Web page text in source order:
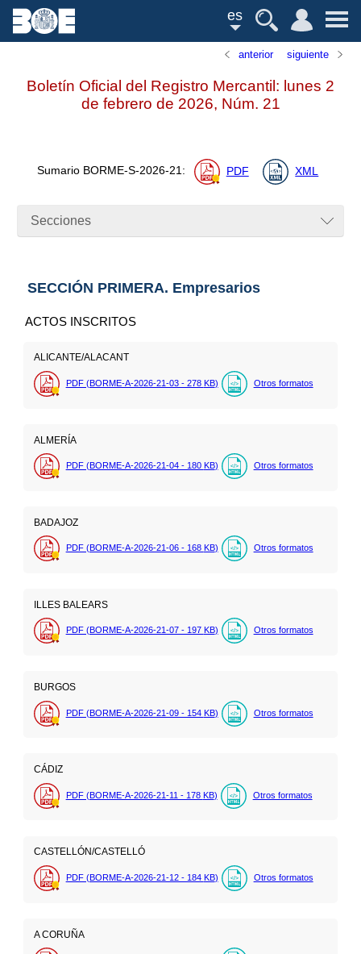
es
anterior siguiente
Boletín Oficial del Registro Mercantil: lunes 2
de febrero de 2026, Núm. 21
Sumario BORME-S-2026-21: PDF XML
Secciones
SECCIÓN PRIMERA. Empresarios
ACTOS INSCRITOS
ALICANTE/ALACANT
PDF (BORME-A-2026-21-03 - 278 KB) Otros formatos
ALMERÍA
PDF (BORME-A-2026-21-04 - 180 KB) Otros formatos
BADAJOZ
PDF (BORME-A-2026-21-06 - 168 KB) Otros formatos
ILLES BALEARS
PDF (BORME-A-2026-21-07 - 197 KB) Otros formatos
BURGOS
PDF (BORME-A-2026-21-09 - 154 KB) Otros formatos
CÁDIZ
PDF (BORME-A-2026-21-11 - 178 KB) Otros formatos
CASTELLÓN/CASTELLÓ
PDF (BORME-A-2026-21-12 - 184 KB) Otros formatos
A CORUÑA